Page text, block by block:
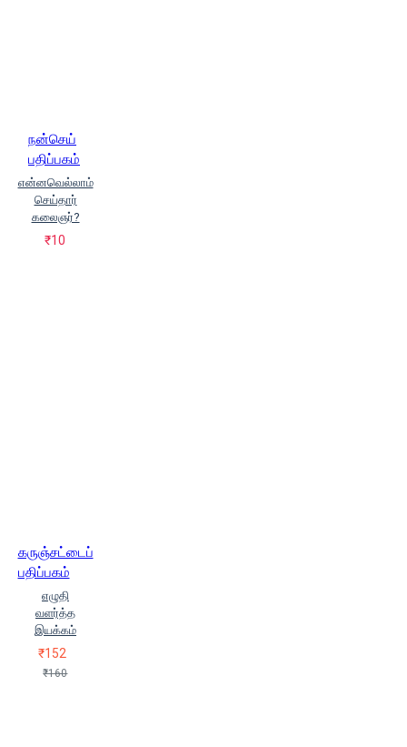
நன்செய்
பதிப்பகம்
என்னவெல்லாம்
செய்தார்
கலைஞர்?
₹10
கருஞ்சட்டைப்
பதிப்பகம்
எழுதி
வளர்த்த
இயக்கம்
₹152
₹160